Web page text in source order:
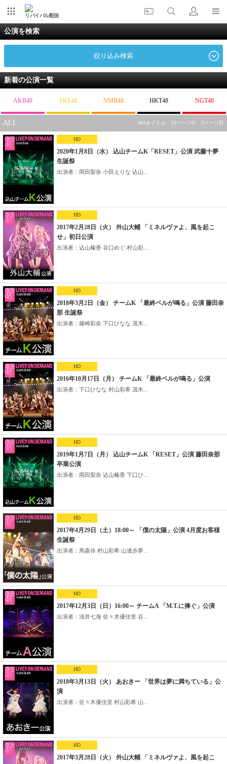
リバイバル配信
公演を検索
絞り込み検索
新着の公演一覧
AKB48 SKE48 NMB48 HKT48 NGT48
ALL 363タイトル 13ページ中 5ページ目
HD
2020年1月8日（水） 込山チームK「RESET」公演 武藤十夢
生誕祭
出演者：岡田梨奈 小田えりな 込山...
HD
2017年2月28日（火） 外山大輔 「ミネルヴァよ、風を起こ
せ」初日公演
出演者：込山榛香 谷口めぐ 村山彩...
HD
2018年3月2日（金） チームK 「最終ベルが鳴る」公演 藤田奈
那 生誕祭
出演者：篠崎彩奈 下口ひなな 茂木...
HD
2016年10月17日（月） チームK 「最終ベルが鳴る」公演
出演者：下口ひなな 村山彩希 茂木...
HD
2019年1月7日（月） 込山チームK 「RESET」公演 藤田奈那
卒業公演
出演者：岡田梨奈 込山榛香 下口ひ...
HD
2017年4月29日（土）18:00～ 「僕の太陽」公演 4月度お客様
生誕祭
出演者：馬嘉伶 村山彩希 山邊歩夢...
HD
2017年12月3日（日）16:00～ チームA 「M.T.に捧ぐ」公演
出演者：浅井七海 佐々木優佳里 谷...
HD
2018年3月13日（火） あおきー 「世界は夢に満ちている」公
演
出演者：佐々木優佳里 村山彩希 山...
HD
2017年3月28日（火） 外山大輔 「ミネルヴァよ、風を起こ